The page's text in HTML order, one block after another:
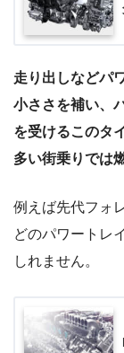
走り出しなどパ
小ささを補い、
を受けるこのタ
多い街乗りでは
例えば先代フォ
どのパワートレ
しれません。